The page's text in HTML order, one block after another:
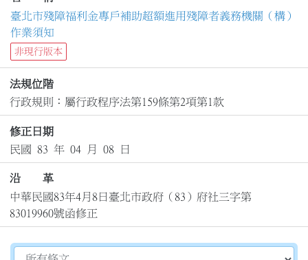
臺北市殘障福利金專戶補助超額進用殘障者義務機關（構）
作業須知
非現行版本
法規位階
行政規則：屬行政程序法第159條第2項第1款
修正日期
民國 83 年 04 月 08 日
沿 革
中華民國83年4月8日臺北市政府（83）府社三字第
83019960號函修正
切換選擇法規資訊內容